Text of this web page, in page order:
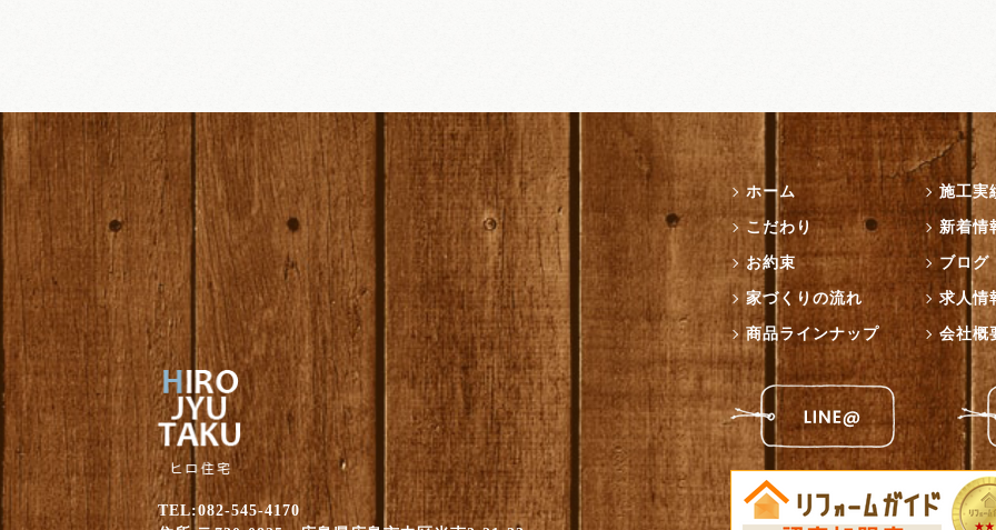
TEL:082-545-4170
ホーム
こだわり
お約束
家づくりの流れ
商品ラインナップ
施工実
新着情
ブログ
求人情
会社概